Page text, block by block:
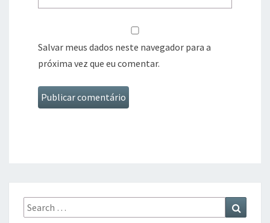
Salvar meus dados neste navegador para a
próxima vez que eu comentar.
Search
for: